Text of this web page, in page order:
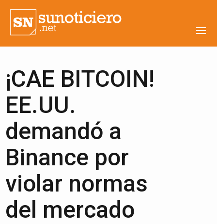
¡CAE BITCOIN!
EE.UU.
demandó a
Binance por
violar normas
del mercado